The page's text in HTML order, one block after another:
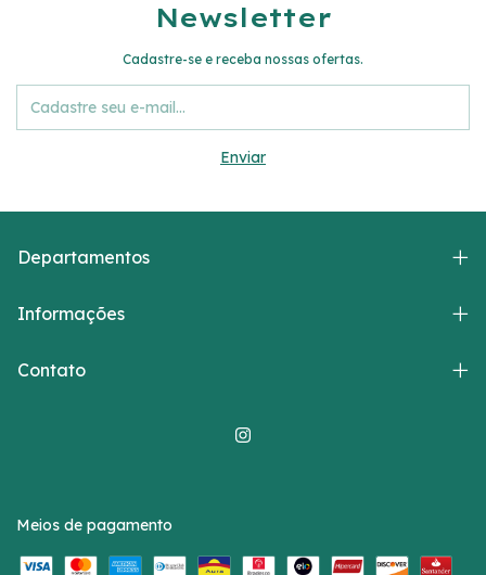
Newsletter
Cadastre-se e receba nossas ofertas.
Departamentos
Informações
Contato
Meios de pagamento